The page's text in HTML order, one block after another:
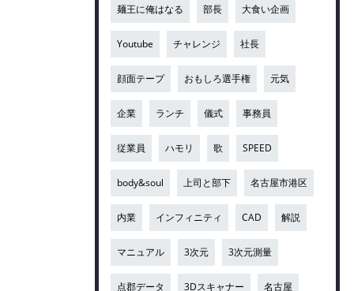
麺王に俺はなる 部長 大食い企画
Youtube チャレンジ 社長
顔面テープ おもしろ選手権 元気
企業 ランチ 儀式 事務員
従業員 ハモリ 歌 SPEED
body&soul 上司と部下 名古屋市港区
内業 インフィニティ CAD 解説
マニュアル 3次元 3次元測量
点郡データ 3Dスキャナー 名古屋